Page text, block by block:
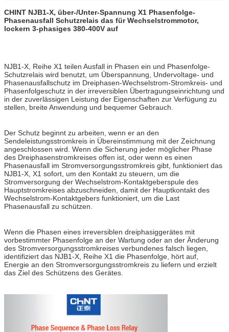
CHINT NJB1-X, über-/Unter-Spannung X1 Phasenfolge-
Phasenausfall Schutzrelais das für Wechselstrommotor,
lockern 3-phasiges 380-400V auf
NJB1-X, Reihe X1 teilen Ausfall in Phasen ein und Phasenfolge-
Schutzrelais wird benutzt, um Überspannung, Undervoltage- und
Phasenausfallschutz im Dreiphasen-Wechselstrom-Stromkreis- und
Phasenfolgeschutz in der irreversiblen Übertragungseinrichtung und
in der zuverlässigen Leistung der Eigenschaften zur Verfügung zu
stellen, breite Anwendung und bequemer Gebrauch.
Der Schutz beginnt zu arbeiten, wenn er an den
Sendeleistungsstromkreis in Übereinstimmung mit der Zeichnung
angeschlossen wird. Wenn die Sicherung jeder möglicher Phase
des Dreiphasenstromkreises offen ist, oder wenn es einen
Phasenausfall im Stromversorgungsstromkreis gibt, funktioniert das
NJB1-X, X1 sofort, um den Kontakt zu steuern, um die
Stromversorgung der Wechselstrom-Kontaktgeberspule des
Hauptstromkreises abzuschneiden, damit der Hauptkontakt des
Wechselstrom-Kontaktgebers funktioniert, um die Last
Phasenausfall zu schützen.
Wenn die Phasen eines irreversiblen dreiphasiggerätes mit
vorbestimmter Phasenfolge an der Wartung oder an der Änderung
des Stromversorgungsstromkreises verbundenes falsch liegen,
identifiziert das NJB1-X, Reihe X1 die Phasenfolge, hört auf,
Energie an den Stromversorgungsstromkreis zu liefern und erzielt
das Ziel des Schützens des Gerätes.